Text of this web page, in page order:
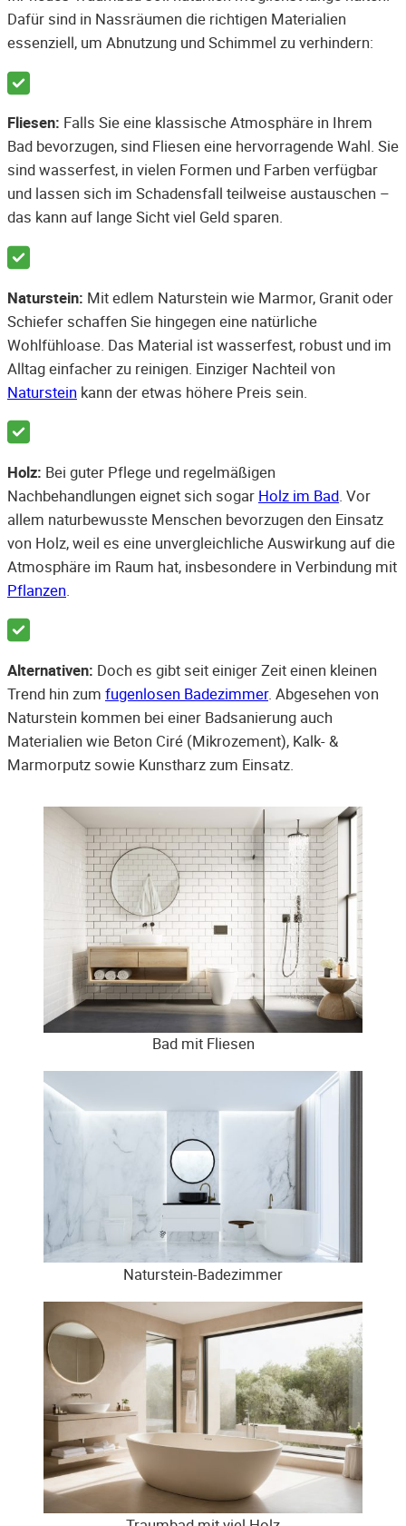
Bad mit Fliesen
Naturstein-Badezimmer
Dafür sind in Nassräumen die richtigen Materialien
essenziell, um Abnutzung und Schimmel zu verhindern:
Fliesen: Falls Sie eine klassische Atmosphäre in Ihrem
Bad bevorzugen, sind Fliesen eine hervorragende Wahl. Sie
sind wasserfest, in vielen Formen und Farben verfügbar
und lassen sich im Schadensfall teilweise austauschen –
das kann auf lange Sicht viel Geld sparen.
Naturstein: Mit edlem Naturstein wie Marmor, Granit oder
Schiefer schaffen Sie hingegen eine natürliche
Wohlfühloase. Das Material ist wasserfest, robust und im
Alltag einfacher zu reinigen. Einziger Nachteil von
Naturstein kann der etwas höhere Preis sein.
Holz: Bei guter Pflege und regelmäßigen
Nachbehandlungen eignet sich sogar Holz im Bad. Vor
allem naturbewusste Menschen bevorzugen den Einsatz
von Holz, weil es eine unvergleichliche Auswirkung auf die
Atmosphäre im Raum hat, insbesondere in Verbindung mit
Pflanzen.
Alternativen: Doch es gibt seit einiger Zeit einen kleinen
Trend hin zum fugenlosen Badezimmer. Abgesehen von
Naturstein kommen bei einer Badsanierung auch
Materialien wie Beton Ciré (Mikrozement), Kalk- &
Marmorputz sowie Kunstharz zum Einsatz.